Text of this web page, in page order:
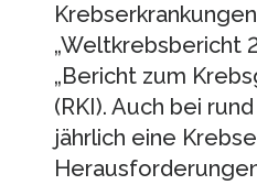
„Weltkrebsbericht
„Bericht zum
(RKI). Auch bei
jährlich eine